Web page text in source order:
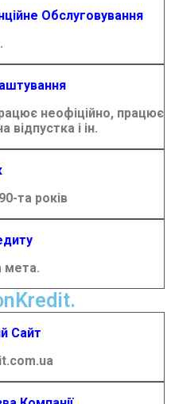
Обслуговування
неофіційно, працює
відпустка і ін.
та років
мета.
Сайт